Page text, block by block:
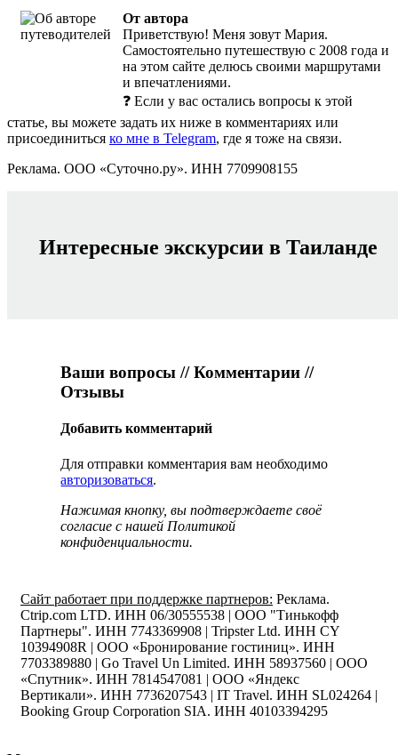
От автора
Приветствую! Меня зовут Мария.
Самостоятельно путешествую с 2008 года и
на этом сайте делюсь своими маршрутами
и впечатлениями.
❓ Если у вас остались вопросы к этой
статье, вы можете задать их ниже в комментариях или
присоединиться ко мне в Telegram, где я тоже на связи.
Реклама. ООО «Суточно.ру». ИНН 7709908155
Интересные экскурсии в Таиланде
Ваши вопросы // Комментарии //
Отзывы
Добавить комментарий
Для отправки комментария вам необходимо
авторизоваться.
Нажимая кнопку, вы подтверждаете своё
согласие с нашей Политикой
конфиденциальности.
Сайт работает при поддержке партнеров: Реклама.
Ctrip.com LTD. ИНН 06/30555538 | ООО "Тинькофф
Партнеры". ИНН 7743369908 | Tripster Ltd. ИНН CY
10394908R | ООО «Бронирование гостиниц». ИНН
7703389880 | Go Travel Un Limited. ИНН 58937560 | ООО
«Спутник». ИНН 7814547081 | ООО «Яндекс
Вертикали». ИНН 7736207543 | IT Travel. ИНН SL024264 |
Booking Group Corporation SIA. ИНН 40103394295